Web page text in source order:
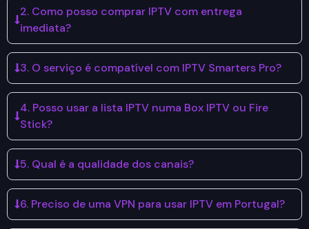
2. Como posso comprar IPTV com entrega
imediata?
3. O serviço é compatível com IPTV Smarters Pro?
4. Posso usar a lista IPTV numa Box IPTV ou Fire
Stick?
5. Qual é a qualidade dos canais?
6. Preciso de uma VPN para usar IPTV em Portugal?